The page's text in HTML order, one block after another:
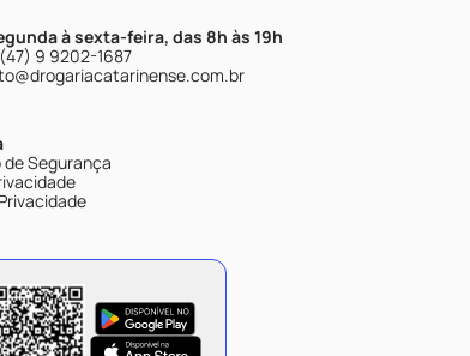
à sexta-feira, das 8h às 19h
9 9202-1687
Segurança